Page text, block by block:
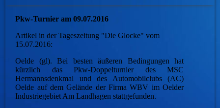
Pkw-Turnier am 09.07.2016
Artikel in der Tageszeitung "Die Glocke" vom
15.07.2016:
Oelde (gl). Bei besten äußeren Bedingungen hat
kürzlich das Pkw-Doppelturnier des MSC
Hermannsdenkmal und des Automobilclubs (AC)
Oelde auf dem Gelände der Firma WBV im Oelder
Industriegebiet Am Landhagen stattgefunden.